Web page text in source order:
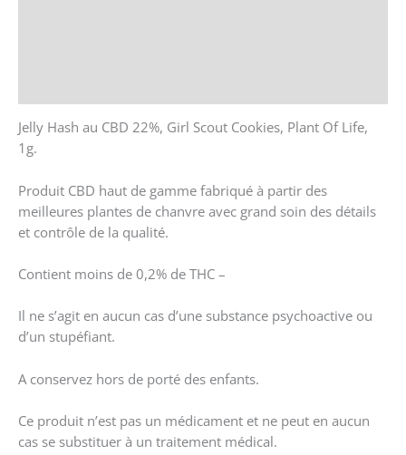
Jelly Hash au CBD 22%, Girl Scout Cookies, Plant Of Life,
1g.
Produit CBD haut de gamme fabriqué à partir des
meilleures plantes de chanvre avec grand soin des détails
et contrôle de la qualité.
Contient moins de 0,2% de THC –
Il ne s’agit en aucun cas d’une substance psychoactive ou
d’un stupéfiant.
A conservez hors de porté des enfants.
Ce produit n’est pas un médicament et ne peut en aucun
cas se substituer à un traitement médical.